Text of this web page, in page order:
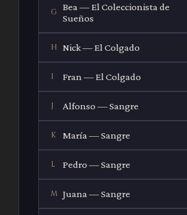
G
Bea — El Coleccionista de
Sueños
H Nick — El Colgado
I Fran — El Colgado
J Alfonso — Sangre
K María — Sangre
L Pedro — Sangre
M Juana — Sangre